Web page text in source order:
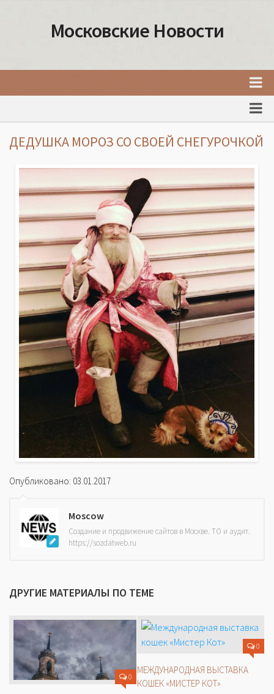
Московские Новости
События Москвы
Факты о Москве
Москва
Товары и услуги Москвы
ДЕДУШКА МОРОЗ СО СВОЕЙ СНЕГУРОЧКОЙ
Опубликовано: 03.01.2017
Moscow
Создание и продвижение сайтов в Москве. ТО и аудит.
https://sozdatweb.ru
ДРУГИЕ МАТЕРИАЛЫ ПО ТЕМЕ
0
0
МЕЖДУНАРОДНАЯ ВЫСТАВКА
КОШЕК «МИСТЕР КОТ»